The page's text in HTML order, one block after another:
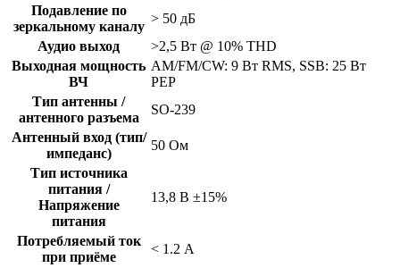
Подавление по
зеркальному каналу
> 50 дБ
Аудио выход
>2,5 Вт @ 10% THD
Выходная мощность
ВЧ
AM/FM/CW: 9 Вт RMS, SSB: 25 Вт
PEP
Тип антенны /
антенного разъема
SO-239
Антенный вход (тип/
импеданс)
50 Ом
Тип источника
питания /
Напряжение
питания
13,8 В ±15%
Потребляемый ток
при приёме
< 1.2 А